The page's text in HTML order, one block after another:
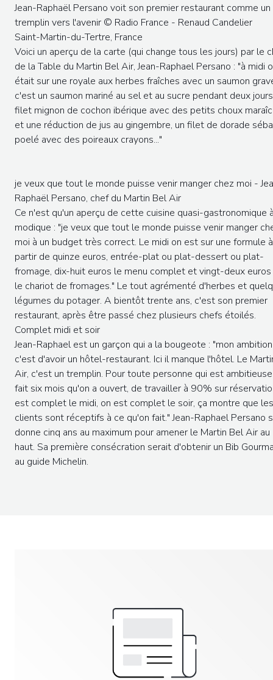
Jean-Raphaël Persano voit son premier restaurant comme un
tremplin vers l'avenir © Radio France - Renaud Candelier
Saint-Martin-du-Tertre, France
Voici un aperçu de la carte (qui change tous les jours) par le
de la Table du Martin Bel Air, Jean-Raphael Persano : "à midi
était sur une royale aux herbes fraîches avec un saumon
c'est un saumon mariné au sel et au sucre pendant deux
filet mignon de cochon ibérique avec des petits choux
et une réduction de jus au gingembre, un filet de dorade
poelé avec des poireaux crayons..."
je veux que tout le monde puisse venir manger chez moi -
Raphaël Persano, chef du Martin Bel Air
Ce n'est qu'un aperçu de cette cuisine quasi-gastronomique
modique : "je veux que tout le monde puisse venir manger
moi à un budget très correct. Le midi on est sur une formule à
partir de quinze euros, entrée-plat ou plat-dessert ou plat-
fromage, dix-huit euros le menu complet et vingt-deux
le chariot de fromages." Le tout agrémenté d'herbes et
légumes du potager. A bientôt trente ans, c'est son premier
restaurant, après être passé chez plusieurs chefs étoilés.
Complet midi et soir
Jean-Raphael est un garçon qui a la bougeote : "mon ambition
c'est d'avoir un hôtel-restaurant. Ici il manque l'hôtel. Le
Air, c'est un tremplin. Pour toute personne qui est
fait six mois qu'on a ouvert, de travailler à 90% sur
est complet le midi, on est complet le soir, ça montre que les
clients sont réceptifs à ce qu'on fait." Jean-Raphael Persano
donne cinq ans au maximum pour amener le Martin Bel Air au
haut. Sa première consécration serait d'obtenir un Bib
au guide Michelin.